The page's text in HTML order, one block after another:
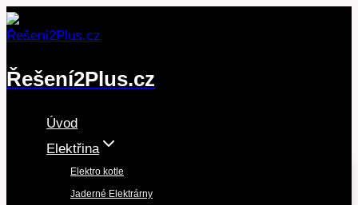
Přeskočit
na
Řešení2Plus.cz
Úvod
Elektřina
Elektro kotle
Jaderné Elektrárny